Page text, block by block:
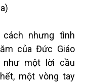
cách nhưng tình
của Đức Giáo
như một lời cầu
một vòng tay